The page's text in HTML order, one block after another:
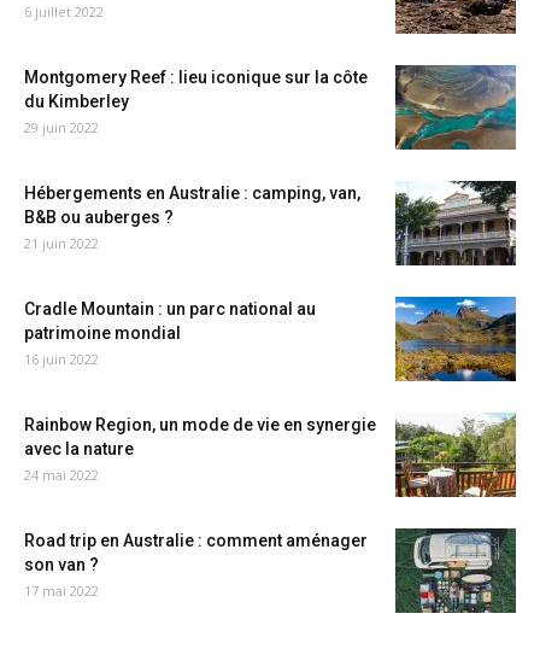
6 juillet 2022
Montgomery Reef : lieu iconique sur la côte
du Kimberley
29 juin 2022
Hébergements en Australie : camping, van,
B&B ou auberges ?
21 juin 2022
Cradle Mountain : un parc national au
patrimoine mondial
16 juin 2022
Rainbow Region, un mode de vie en synergie
avec la nature
24 mai 2022
Road trip en Australie : comment aménager
son van ?
17 mai 2022